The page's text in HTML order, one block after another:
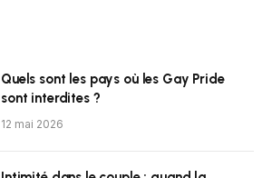
Quels sont les pays où les Gay Pride
sont interdites ?
12 mai 2026